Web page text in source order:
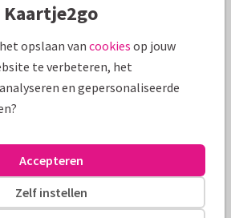
Rosemarijn Sterkte en verlies
kaart
vensterenvelop
de kaart
Kaartje2go
opslaan van cookies op jouw
te verbeteren, het
en gepersonaliseerde
Zelf instellen
Accepteren